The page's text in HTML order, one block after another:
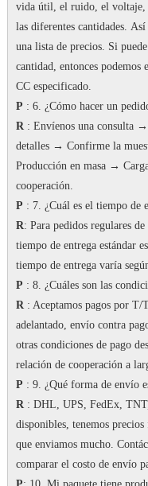
vida útil, el ruido, el voltaje,
las diferentes cantidades. Así
una lista de precios. Si
cantidad, entonces
CC especificado.
P : 6. ¿Cómo hacer un
R: Envíenos una consulta
detalles → Confirme la
Producción en masa →
cooperación.
P : 7. ¿Cuál es el tiempo de
R: Para pedidos regulares
tiempo de entrega estándar
tiempo de entrega varía
P : 8. ¿Cuáles son las
R: Aceptamos pagos por T/
adelantado, envío contra
otras condiciones de pago
relación de cooperación a
P : 9. ¿Qué forma de envío
R: DHL, UPS, FedEx,
disponibles, tenemos
que enviamos mucho.
comparar el costo de envío